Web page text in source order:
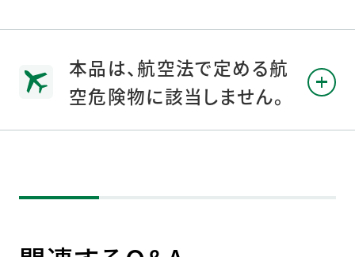
本品は、航空法で定める航
空危険物に該当しません。